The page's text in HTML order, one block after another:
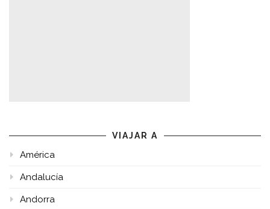
VIAJAR A
América
Andalucía
Andorra